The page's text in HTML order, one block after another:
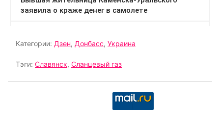
Категории: Дзен, Донбасс, Украина
Тэги: Славянск, Сланцевый газ